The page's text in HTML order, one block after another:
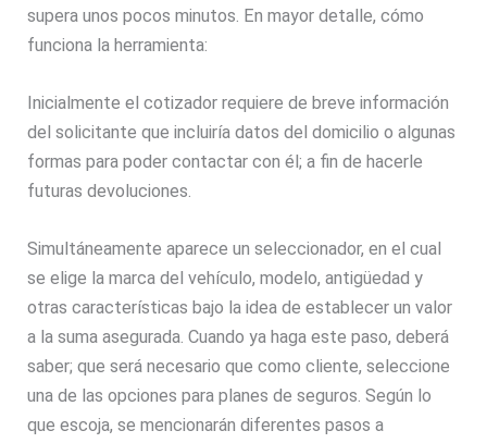
supera unos pocos minutos. En mayor detalle, cómo
funciona la herramienta:
Inicialmente el cotizador requiere de breve información
del solicitante que incluiría datos del domicilio o algunas
formas para poder contactar con él; a fin de hacerle
futuras devoluciones.
Simultáneamente aparece un seleccionador, en el cual
se elige la marca del vehículo, modelo, antigüedad y
otras características bajo la idea de establecer un valor
a la suma asegurada. Cuando ya haga este paso, deberá
saber; que será necesario que como cliente, seleccione
una de las opciones para planes de seguros. Según lo
que escoja, se mencionarán diferentes pasos a